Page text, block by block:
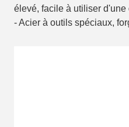
élevé, facile à utiliser d'une
- Acier à outils spéciaux,